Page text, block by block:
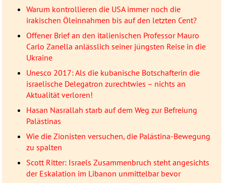
Warum kontrollieren die USA immer noch die
irakischen Öleinnahmen bis auf den letzten Cent?
Offener Brief an den italienischen Professor Mauro
Carlo Zanella anlässlich seiner jüngsten Reise in die
Ukraine
Unesco 2017: Als die kubanische Botschafterin die
israelische Delegatron zurechtwies – nichts an
Aktualität verloren!
Hasan Nasrallah starb auf dem Weg zur Befreiung
Palästinas
Wie die Zionisten versuchen, die Palästina-Bewegung
zu spalten
Scott Ritter: Israels Zusammenbruch steht angesichts
der Eskalation im Libanon unmittelbar bevor